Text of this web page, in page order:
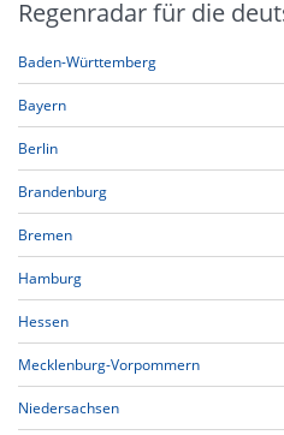
Regenradar für die
Baden-Württemberg
Bayern
Berlin
Brandenburg
Bremen
Hamburg
Hessen
Mecklenburg-Vorpommern
Niedersachsen